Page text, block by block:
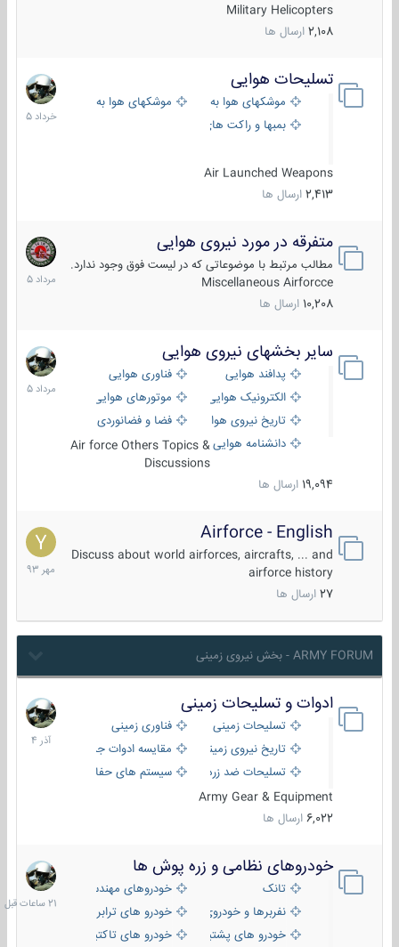
Military Helicopters
2,108 ارسال ها
تسلیحات هوایی
موشکهای هوا به هوا
موشکهای هوا به سطح
بمبها و راکت های هوایی
Air Launched Weapons
2,413 ارسال ها
30
خرداد
1405
متفرقه در مورد نیروی هوایی
مطالب مرتبط با موضوعاتی که در لیست فوق وجود ندارد.
Miscellaneous Airforcce
10,208 ارسال ها
7
مرداد
1405
سایر بخشهای نیروی هوایی
پدافند هوایی
فناوری هوایی
الکترونیک هوایی
موتورهای هوایی
تاریخ نیروی هوایی
فضا و فضانوردی
دانشنامه هواییAir force Others Topics &
Discussions
19,094 ارسال ها
2
مرداد
1405
Airforce - English
Discuss about world airforces, aircrafts, ... and
airforce history
27 ارسال ها
15
مهر
1393
ARMY FORUM - بخش نیروی زمینی
ادوات و تسلیحات زمینی
تسلیحات زمینی
فناوری زمینی
تاریخ نیروی زمینی
مقایسه ادوات جنگی
تسلیحات ضد زره
سیستم های حفاظت فعال
Army Gear & Equipment
6,022 ارسال ها
21
آذر
1404
خودروهای نظامی و زره پوش ها
تانک
خودروهای مهندسی
نفربرها و خودروی های رزمی پیاده نظام
خودرو های ترابری نظامی
خودرو های پشتیبانی آتش ، شناسایی و ضد تانک
خودرو های تاکتیکی نظامی
21
ساعات
قبل